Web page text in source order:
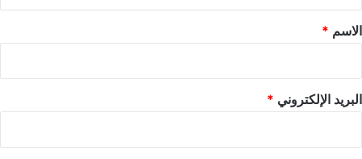
*
الاسم *
البريد الإلكتروني *